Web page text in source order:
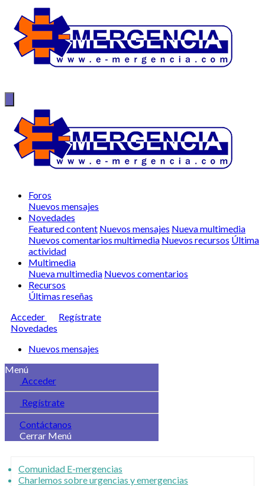
Foros
Nuevos mensajes
Novedades
Featured content Nuevos mensajes Nueva multimedia
Nuevos comentarios multimedia Nuevos recursos Última
actividad
Multimedia
Nueva multimedia Nuevos comentarios
Recursos
Últimas reseñas
Acceder
Regístrate
Novedades
Nuevos mensajes
Menú
Acceder
Regístrate
Contáctanos
Cerrar Menú
Comunidad E-mergencias
Charlemos sobre urgencias y emergencias